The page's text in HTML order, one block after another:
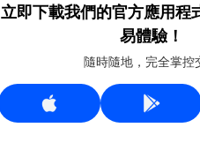
立即下載我們的官方應用程
易體驗！
隨時隨地，完全掌控